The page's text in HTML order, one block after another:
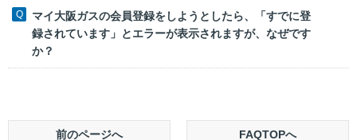
マイ大阪ガスの会員登録をしようとしたら、「すでに登
録されています」とエラーが表示されますが、なぜです
か？
前のページへ FAQTOPへ